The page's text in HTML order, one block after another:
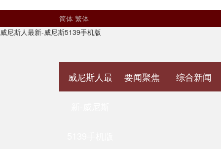
简体 繁体
威尼斯人最新-威尼斯5139手机版
威尼斯人最 要闻聚焦 综合新闻